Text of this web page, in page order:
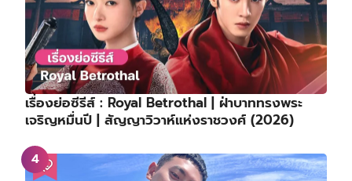
เรื่องย่อซีรีส์ : Royal Betrothal | ฝ่าบาททรงพระ
เจริญหมื่นปี | สัญญาวิวาห์แห่งราชวงศ์ (2026)